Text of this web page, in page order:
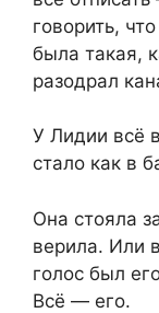
говорить,
была такая,
разодрал
У Лидии всё
стало как в
Она стояла
верила. Или
голос был
Всё — его.